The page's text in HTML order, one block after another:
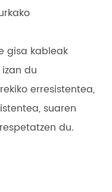
gisa kableak
du
erresistentea,
suaren
du.